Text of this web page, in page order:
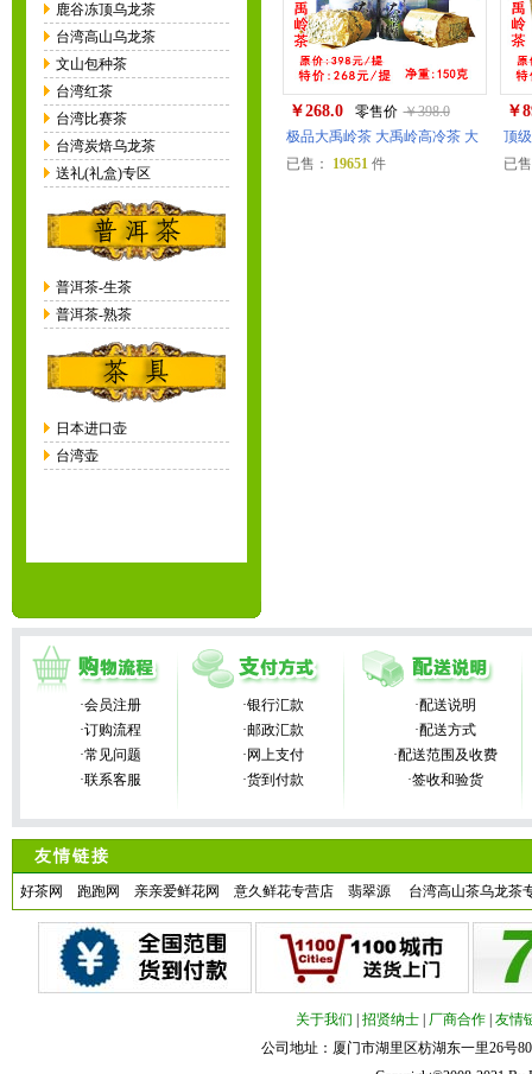
鹿谷冻顶乌龙茶
台湾高山乌龙茶
文山包种茶
台湾红茶
台湾比赛茶
台湾炭焙乌龙茶
送礼(礼盒)专区
普洱茶-生茶
普洱茶-熟茶
日本进口壶
台湾壶
￥268.0 零售价 ￥398.0
极品大禹岭茶 大禹岭高冷茶 大
已售：
19651件
￥
顶
已
·会员注册
·订购流程
·常见问题
·联系客服
·银行汇款
·邮政汇款
·网上支付
·货到付款
·配送说明
·配送方式
·配送范围及收费
·签收和验货
友情链接
好茶网 跑跑网 亲亲爱鲜花网 意久鲜花专营店 翡翠源 台湾高山茶乌龙茶
关于我们 招贤纳士| 厂商合作| 友情
公司地址：厦门市湖里区枋湖东一里26号